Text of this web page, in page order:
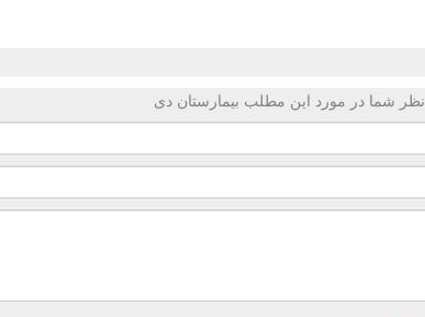
نظر شما در مورد این مطلب بیمارستان دی